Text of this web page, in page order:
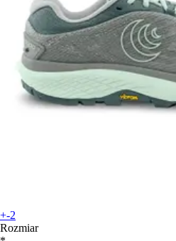
+-2
Rozmiar